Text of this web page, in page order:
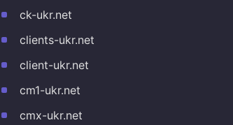
ck-ukr.net
clients-ukr.net
client-ukr.net
cm1-ukr.net
cmx-ukr.net